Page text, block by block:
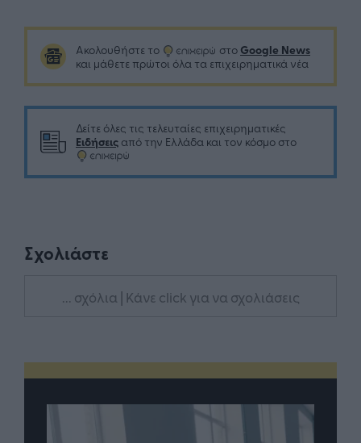
Ακολουθήστε το στο Google News
και μάθετε πρώτοι όλα τα επιχειρηματικά νέα
Δείτε όλες τις τελευταίες επιχειρηματικές
Ειδήσεις από την Ελλάδα και τον κόσμο στο
Σχολιάστε
... σχόλια | Κάνε click για να σχολιάσεις